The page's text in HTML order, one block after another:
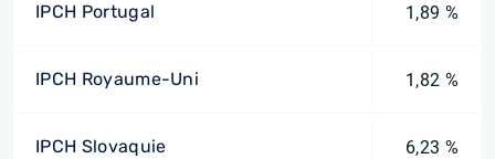
IPCH Portugal 1,89 %
IPCH Royaume-Uni 1,82 %
IPCH Slovaquie 6,23 %